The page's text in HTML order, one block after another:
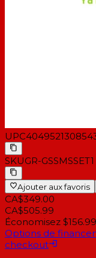
UPC
SKUGR-GSSMSSET1
Ajouter aux favoris
CA$349.00
CA$505.99
Économisez $156.99
Options de
checkout